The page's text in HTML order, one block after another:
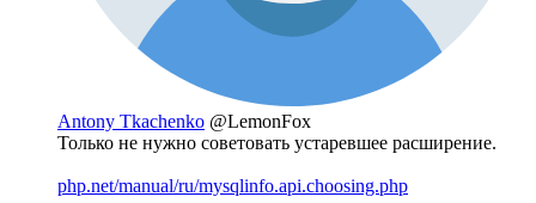
Antony Tkachenko @LemonFox
Только не нужно советовать устаревшее расширение.
php.net/manual/ru/mysqlinfo.api.choosing.php